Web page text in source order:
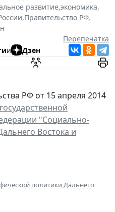
развитие,экономика,
,Правительство РФ,
Перепечатка
и Дзен
РФ от 15 апреля 2014
"Социально-
Востока и
политики Дальнего